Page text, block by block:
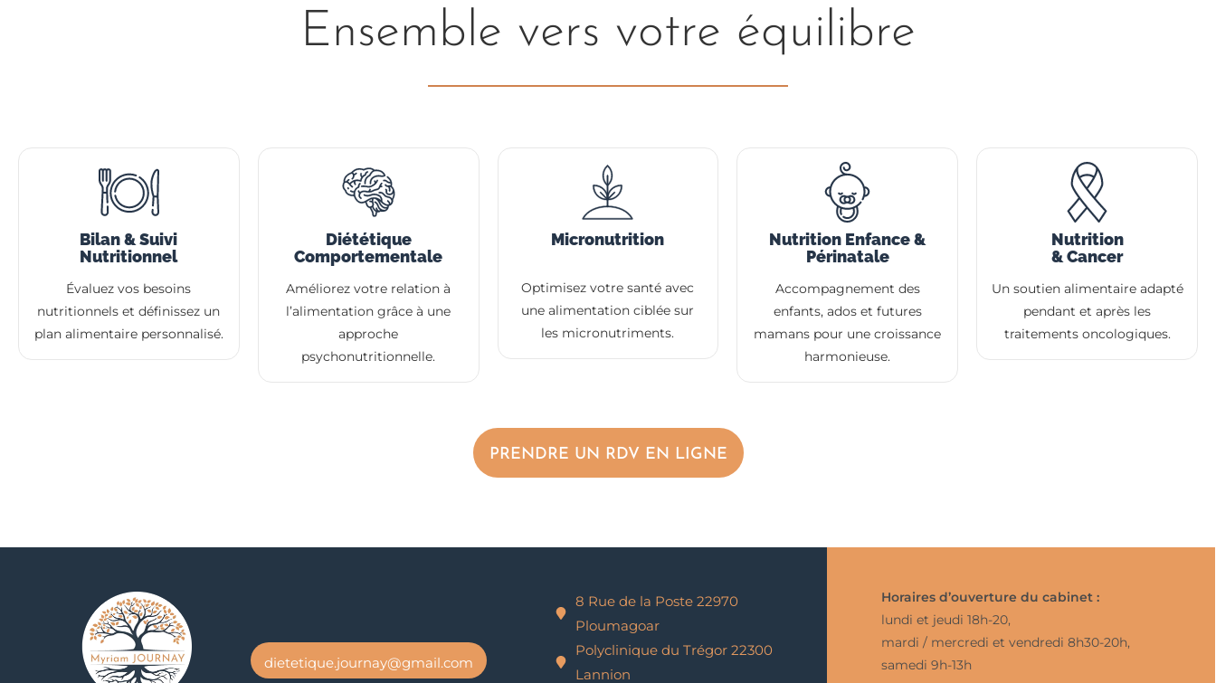
Ensemble vers votre équilibre
Bilan & Suivi
Nutritionnel
Évaluez vos besoins
nutritionnels et définissez un
plan alimentaire personnalisé.
Diététique
Comportementale
Améliorez votre relation à
l’alimentation grâce à une
approche
psychonutritionnelle.
Micronutrition
Optimisez votre santé avec
une alimentation ciblée sur
les micronutriments.
Nutrition Enfance &
Périnatale
Accompagnement des
enfants, ados et futures
mamans pour une croissance
harmonieuse.
Nutrition
& Cancer
Un soutien alimentaire adapté
pendant et après les
traitements oncologiques.
PRENDRE UN RDV EN LIGNE
dietetique.journay@gmail.com
8 Rue de la Poste 22970
Ploumagoar
Polyclinique du Trégor 22300
Lannion
Horaires d’ouverture du cabinet :
lundi et jeudi 18h-20,
mardi / mercredi et vendredi 8h30-20h,
samedi 9h-13h